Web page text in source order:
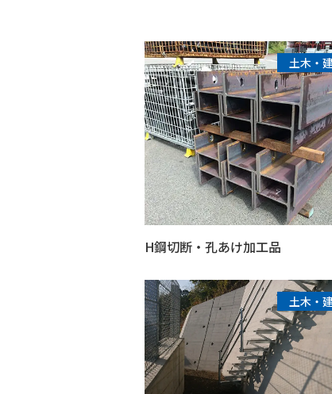
土木・
H鋼切断・孔あけ加工品
土木・